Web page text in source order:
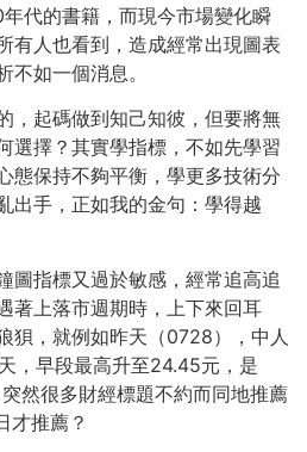
代的書籍，而現今市場變化瞬
有人也看到，造成經常出現圖表
如一個消息。
，起碼做到知己知彼，但要將無
選擇？其實學指標，不如先學習
態保持不夠平衡，學更多技術分
出手，正如我的金句：學得越
圖指標又過於敏感，經常追高追
著上落市週期時，上下來回耳
狽，就例如昨天（0728），中人
，早段最高升至24.45元，是
然很多財經標題不約而同地推薦
才推薦？